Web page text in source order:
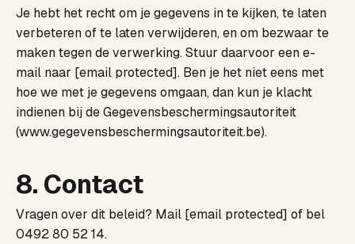
Je hebt het recht om je gegevens in te kijken, te laten
verbeteren of te laten verwijderen, en om bezwaar te
maken tegen de verwerking. Stuur daarvoor een e-
mail naar [email protected]. Ben je het niet eens met
hoe we met je gegevens omgaan, dan kun je klacht
indienen bij de Gegevensbeschermingsautoriteit
(www.gegevensbeschermingsautoriteit.be).
8. Contact
Vragen over dit beleid? Mail [email protected] of bel
0492 80 52 14.